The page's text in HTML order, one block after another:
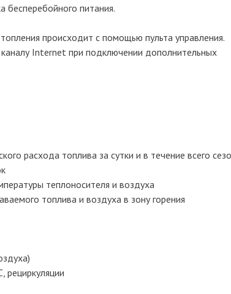
бесперебойного питания.
происходит с помощью пульта управления.
Internet при подключении дополнительных
расхода топлива за сутки и в течение всего
теплоносителя и воздуха
топлива и воздуха в зону горения
рециркуляции